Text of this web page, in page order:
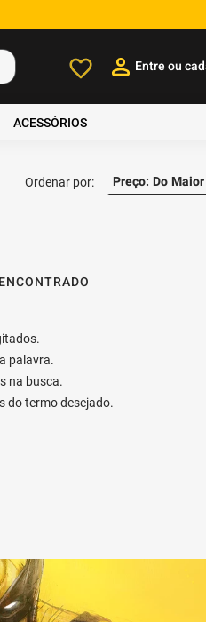
Entre ou
ACESSÓRIOS
Preço: Do
palavra.
na busca.
do termo desejado.